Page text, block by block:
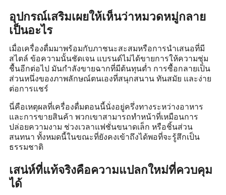
อุปกรณ์เสริมเผยให้เห็นว่าหมวดหมู่กลาย
เป็นอะไร
เมื่อเครื่องดื่มมาพร้อมกับภาชนะสะสมหรือการนำเสนอที่มี
สไตล์ ข้อความนั้นชัดเจน แบรนด์ไม่ได้ขายการให้ความชุ่ม
ชื้นอีกต่อไป มันกำลังขายฉากที่มีต้นทุนต่ำ การซื้อกลายเป็น
ส่วนหนึ่งของภาพลักษณ์ตนเองที่สนุกสนาน ทันสมัย และง่าย
ต่อการแชร์
นี่คือเหตุผลที่เครื่องดื่มตอนนี้นั่งอยู่ครึ่งทางระหว่างอาหาร
และการขายสินค้า พวกเขาสามารถทำหน้าที่เหมือนการ
ปล่อยความงาม ช่วงเวลาแฟชั่นขนาดเล็ก หรือชิ้นส่วน
สนทนา ทั้งหมดนี้ในขณะที่ยังคงเข้าถึงได้พอที่จะรู้สึกเป็น
ธรรมชาติ
เสน่ห์ที่แท้จริงคือความแปลกใหม่ที่ควบคุม
ได้